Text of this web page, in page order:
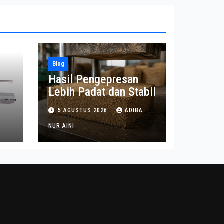
Blog
Hasil Pengepresan
Lebih Padat dan Stabil
5 AGUSTUS 2026 ADIBA
NUR AINI